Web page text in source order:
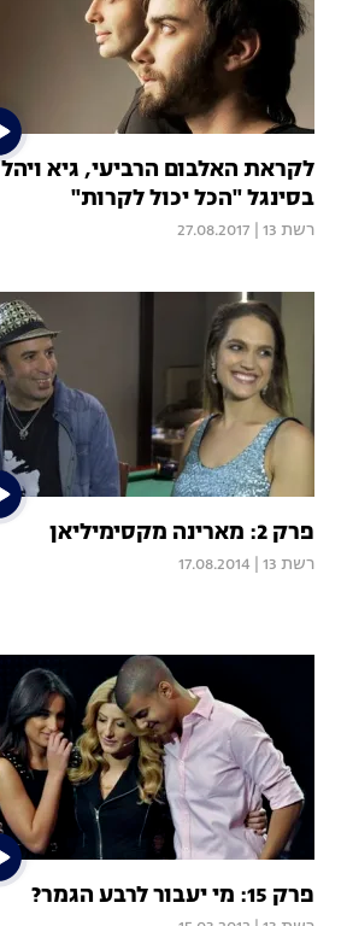
לקראת האלבום הרביעי, גיא ויהל
בסינגל "הכל יכול לקרות"
רשת 13 27.08.2017
פרק 2: מארינה מקסימיליאן
רשת 13 17.08.2014
פרק 15: מי יעבור לרבע הגמר?